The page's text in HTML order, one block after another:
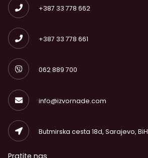
+387 33 778 662
+387 33 778 661
062 889 700
info@izvornade.com
Butmirska cesta 18d, Sarajevo, BiH
Pratite nas